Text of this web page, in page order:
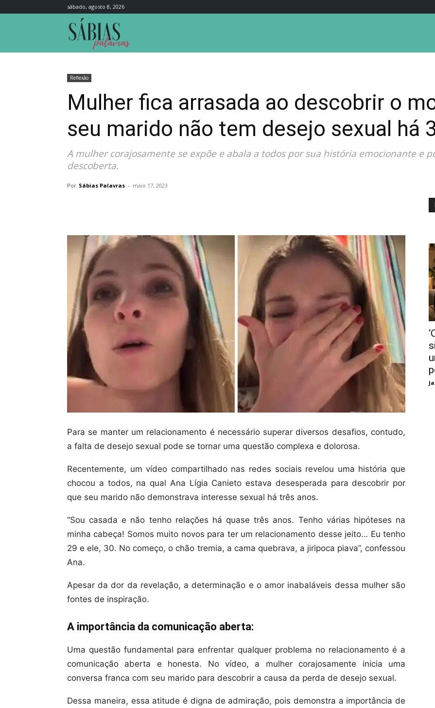
sábado, agosto 8, 2026
Reflexão
Mulher fica arrasada ao descobrir o
seu marido não tem desejo sexual há
A mulher corajosamente se expõe e abala a todos por sua história emocionante e
descoberta.
Por Sábias Palavras - maio 17, 2023
Para se manter um relacionamento é necessário superar diversos desafios, contudo,
a falta de desejo sexual pode se tornar uma questão complexa e dolorosa.
Recentemente, um vídeo compartilhado nas redes sociais revelou uma história que
chocou a todos, na qual Ana Lígia Canieto estava desesperada para descobrir por
que seu marido não demonstrava interesse sexual há três anos.
“Sou casada e não tenho relações há quase três anos. Tenho várias hipóteses na
minha cabeça! Somos muito novos para ter um relacionamento desse jeito… Eu tenho
29 e ele, 30. No começo, o chão tremia, a cama quebrava, a jiripoca piava”, confessou
Ana.
Apesar da dor da revelação, a determinação e o amor inabaláveis dessa mulher são
fontes de inspiração.
A importância da comunicação aberta:
Uma questão fundamental para enfrentar qualquer problema no relacionamento é a
comunicação aberta e honesta. No vídeo, a mulher corajosamente inicia uma
conversa franca com seu marido para descobrir a causa da perda de desejo sexual.
Dessa maneira, essa atitude é digna de admiração, pois demonstra a importância de